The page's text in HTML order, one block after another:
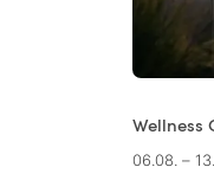
Wellness
06.08. –